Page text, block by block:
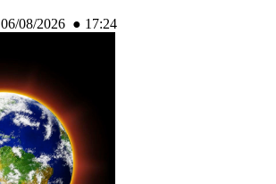
06/08/2026 ● 17:24